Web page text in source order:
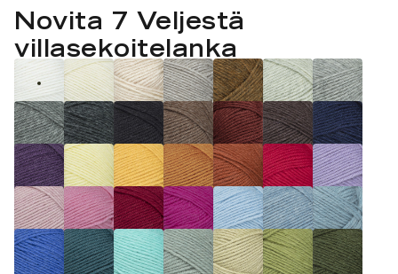
7 Veljestä
Nalle
Wonder Wool
Hehku
1 = ohuin, 7 = paksuin
1. Lace
2. 4-ply
3. Sport
4. DK
5. Aran
6. Chunky
7. Super Chunky
SESONGIN MALLISTOT
SS26 Kirsikka
Simberg & Hanna
Sumari
SS26 Hyvän olon
neuleet
SS26 Auringon
kosketus -
kesämallisto
SS26 Signature
Collection
INSPIROIDU
Yhteisö
Ajankohtaista
Tilaa uutiskirje
Kaikki artikkelit
Novita 7 Veljestä
villasekoitelanka